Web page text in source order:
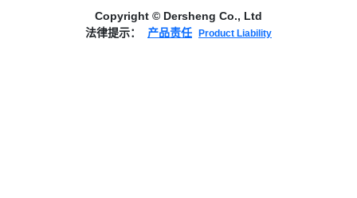
Copyright © Dersheng Co., Ltd
法律提示：
产品责任 Product Liability